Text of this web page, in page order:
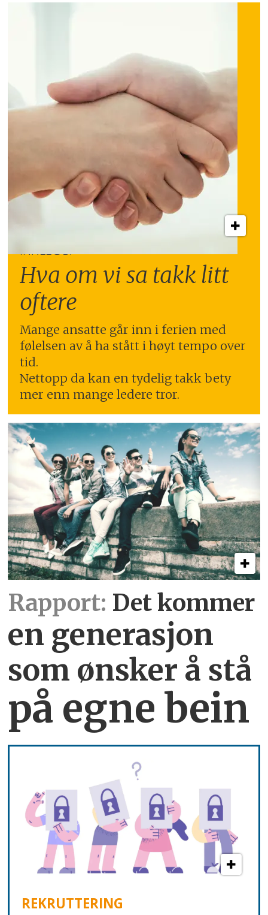
INNLEGG:
Hva om vi sa takk litt
oftere
Mange ansatte går inn i ferien med
følelsen av å ha stått i høyt tempo over
tid.
Nettopp da kan en tydelig takk bety
mer enn mange ledere tror.
Rapport: Det kommer
en generasjon
som ønsker å stå
på egne bein
REKRUTTERING